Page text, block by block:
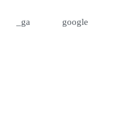
_ga google